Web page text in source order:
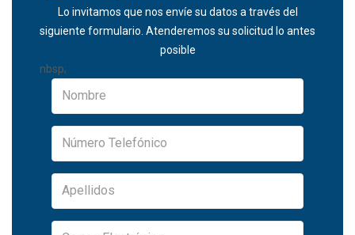
Lo invitamos que nos envíe su datos a través del
siguiente formulario. Atenderemos su solicitud lo antes
posible
nbsp;